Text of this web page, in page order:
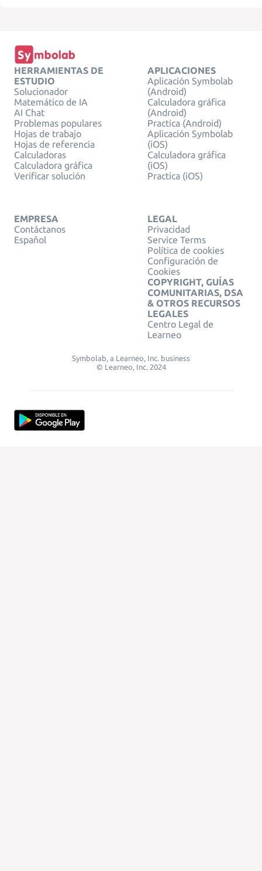
HERRAMIENTAS DE
ESTUDIO
Solucionador
Matemático de IA
AI Chat
Problemas populares
Hojas de trabajo
Hojas de referencia
Calculadoras
Calculadora gráfica
Verificar solución
APLICACIONES
Aplicación Symbolab
(Android)
Calculadora gráfica
(Android)
Practica (Android)
Aplicación Symbolab
(iOS)
Calculadora gráfica
(iOS)
Practica (iOS)
EMPRESA
Contáctanos
Español
LEGAL
Privacidad
Service Terms
Política de cookies
Configuración de
Cookies
COPYRIGHT, GUÍAS
COMUNITARIAS, DSA
& OTROS RECURSOS
LEGALES
Centro Legal de
Learneo
Symbolab, a Learneo, Inc. business
© Learneo, Inc. 2024